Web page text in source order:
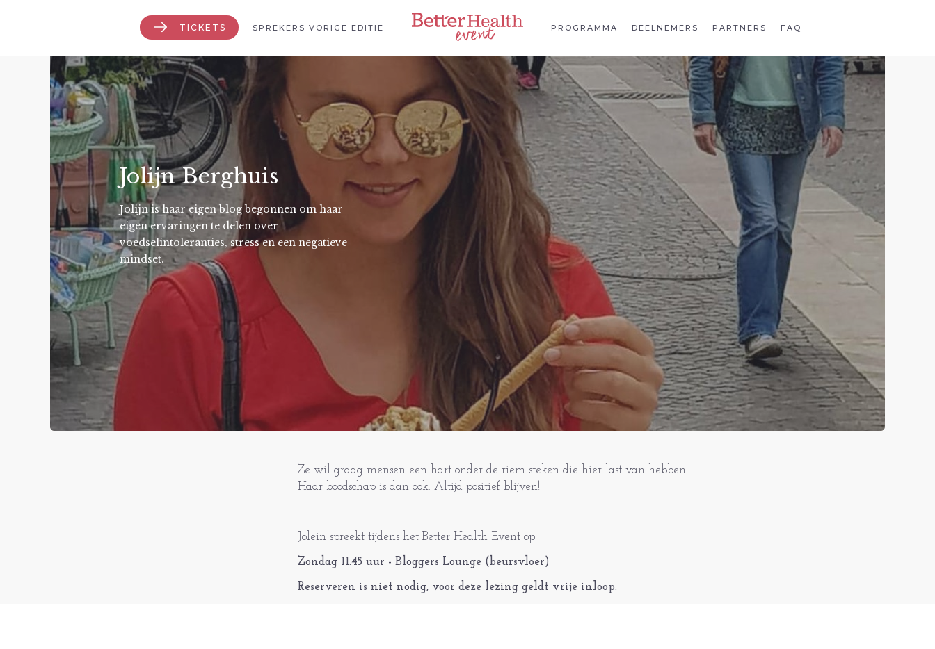
TICKETS SPREKERS VORIGE EDITIE PROGRAMMA DEELNEMERS PARTNERS FAQ
Jolijn Berghuis
Jolijn is haar eigen blog begonnen om haar
eigen ervaringen te delen over
voedselintoleranties, stress en een negatieve
mindset.
Ze wil graag mensen een hart onder de riem steken die hier last van hebben.
Haar boodschap is dan ook: Altijd positief blijven!
Jolein spreekt tijdens het Better Health Event op:
Zondag 11.45 uur - Bloggers Lounge (beursvloer)
Reserveren is niet nodig, voor deze lezing geldt vrije inloop.